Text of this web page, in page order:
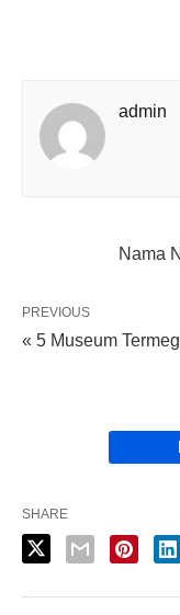
admin
Nama
PREVIOUS
« 5 Museum
SHARE